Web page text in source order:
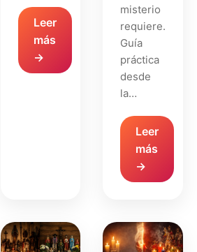
Leer
más
→
misterio
requiere.
Guía
práctica
desde
la…
Leer
más
→